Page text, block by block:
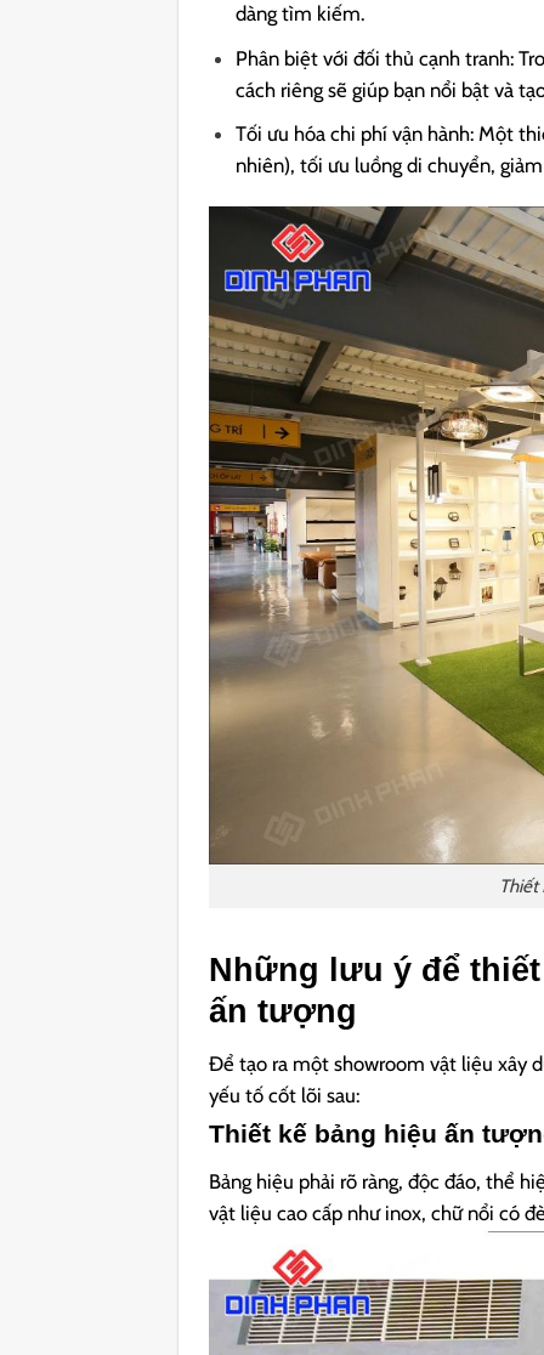
dàng tìm kiếm.
Phân biệt với đối thủ cạnh tranh:
cách riêng sẽ giúp bạn nổi bật và
Tối ưu hóa chi phí vận hành: Một
nhiên), tối ưu luồng di chuyển,
Thiết
Những lưu ý để
ấn tượng
Để tạo ra một showroom vật liệu xây
yếu tố cốt lõi sau:
Thiết kế bảng hiệu ấn
Bảng hiệu phải rõ ràng, độc đáo, thể
vật liệu cao cấp như inox, chữ nổi có